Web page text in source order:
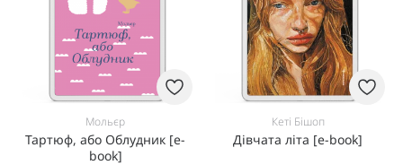
Мольєр
Тартюф, або Облудник [e-
book]
Кеті Бішоп
Дівчата літа [e-book]